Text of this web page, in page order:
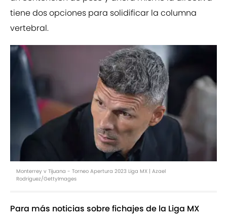
tiene dos opciones para solidificar la columna
vertebral.
Monterrey v Tijuana - Torneo Apertura 2023 Liga MX | Azael
Rodriguez/GettyImages
Para más noticias sobre fichajes de la Liga MX